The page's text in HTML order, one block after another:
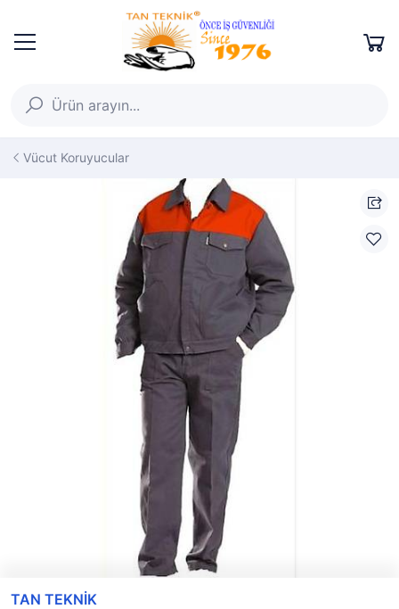
Vücut Koruyucular
TAN TEKNİK